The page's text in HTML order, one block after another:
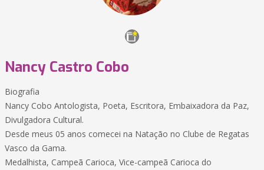
Nancy Castro Cobo
Biografia
Nancy Cobo Antologista, Poeta, Escritora, Embaixadora da Paz,
Divulgadora Cultural.
Desde meus 05 anos comecei na Natação no Clube de Regatas
Vasco da Gama.
Medalhista, Campeã Carioca, Vice-campeã Carioca do